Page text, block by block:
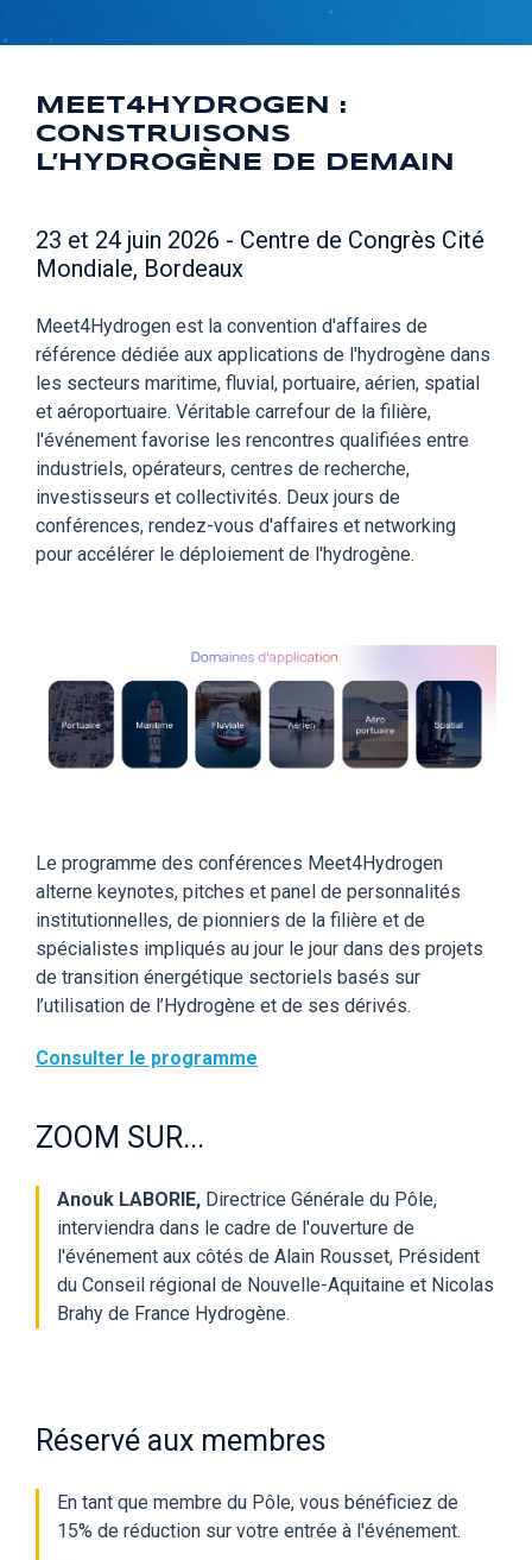
MEET4HYDROGEN :
CONSTRUISONS
L’HYDROGÈNE DE DEMAIN
23 et 24 juin 2026 - Centre de Congrès Cité
Mondiale, Bordeaux
Meet4Hydrogen est la convention d'affaires de
référence dédiée aux applications de l'hydrogène dans
les secteurs maritime, fluvial, portuaire, aérien, spatial
et aéroportuaire. Véritable carrefour de la filière,
l'événement favorise les rencontres qualifiées entre
industriels, opérateurs, centres de recherche,
investisseurs et collectivités. Deux jours de
conférences, rendez-vous d'affaires et networking
pour accélérer le déploiement de l'hydrogène.
Le programme des conférences Meet4Hydrogen
alterne keynotes, pitches et panel de personnalités
institutionnelles, de pionniers de la filière et de
spécialistes impliqués au jour le jour dans des projets
de transition énergétique sectoriels basés sur
l’utilisation de l’Hydrogène et de ses dérivés.
Consulter le programme
ZOOM SUR...
Anouk LABORIE, Directrice Générale du Pôle,
interviendra dans le cadre de l'ouverture de
l'événement aux côtés de Alain Rousset, Président
du Conseil régional de Nouvelle-Aquitaine et Nicolas
Brahy de France Hydrogène.
Réservé aux membres
En tant que membre du Pôle, vous bénéficiez de
15% de réduction sur votre entrée à l'événement.